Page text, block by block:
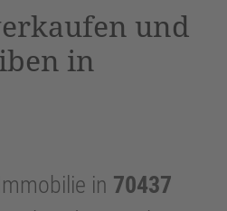
und
in
in 70437